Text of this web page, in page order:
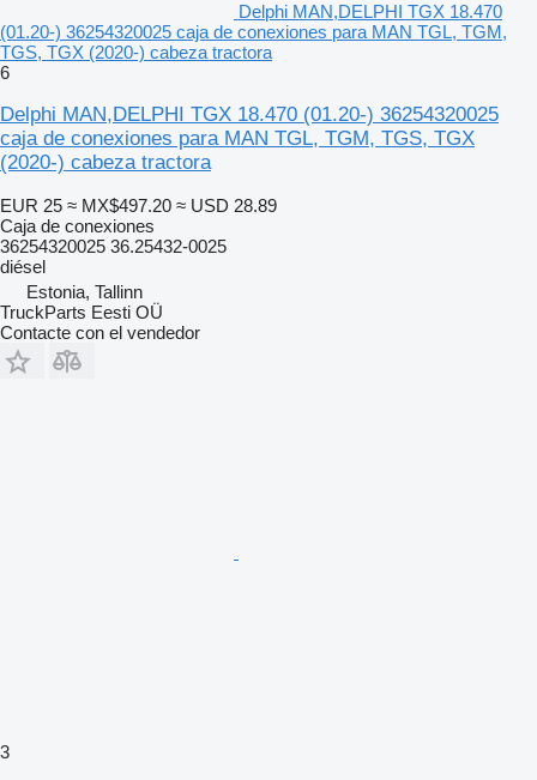
Delphi MAN,DELPHI TGX 18.470
(01.20-) 36254320025 caja de conexiones para MAN TGL, TGM,
TGS, TGX (2020-) cabeza tractora
6
Delphi MAN,DELPHI TGX 18.470 (01.20-) 36254320025
caja de conexiones para MAN TGL, TGM, TGS, TGX
(2020-) cabeza tractora
EUR 25 ≈ MX$497.20 ≈ USD 28.89
Caja de conexiones
36254320025 36.25432-0025
diésel
Estonia, Tallinn
TruckParts Eesti OÜ
Contacte con el vendedor
3